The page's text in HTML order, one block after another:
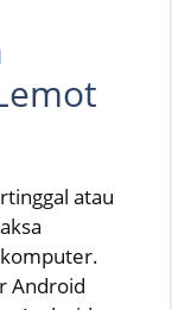
atau
Android